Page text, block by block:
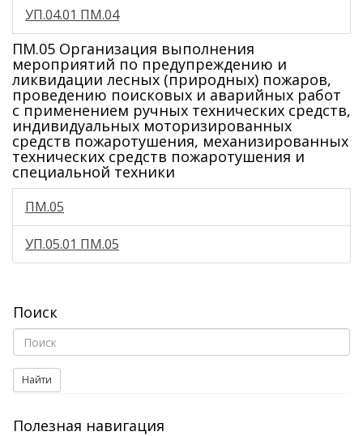
УП.04.01 ПМ.04
ПМ.05 Организация выполнения
мероприятий по предупреждению и
ликвидации лесных (природных) пожаров,
проведению поисковых и аварийных работ
с применением ручных технических средств,
индивидуальных моторизированных
средств пожаротушения, механизированных
технических средств пожаротушения и
специальной техники
ПМ.05
УП.05.01 ПМ.05
Поиск
Найти
Полезная навигация